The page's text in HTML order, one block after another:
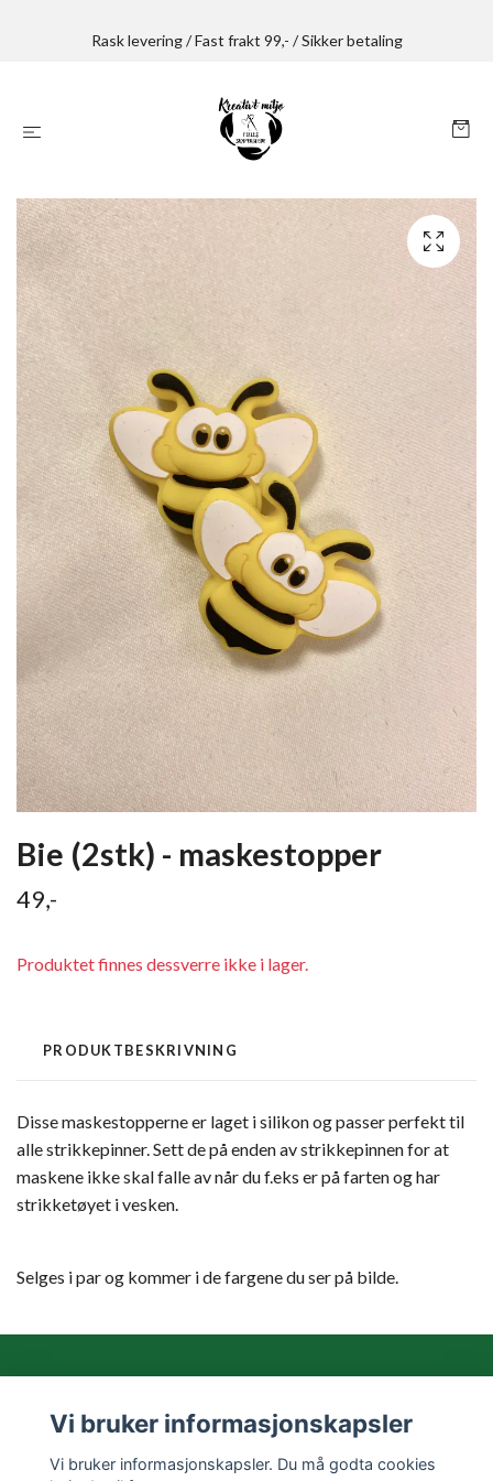
Rask levering / Fast frakt 99,- / Sikker betaling
Bie (2stk) - maskestopper
49,-
Produktet finnes dessverre ikke i lager.
PRODUKTBESKRIVNING
Disse maskestopperne er laget i silikon og passer perfekt til
alle strikkepinner. Sett de på enden av strikkepinnen for at
maskene ikke skal falle av når du f.eks er på farten og har
strikketøyet i vesken.
Selges i par og kommer i de fargene du ser på bilde.
Les merVi bruker informasjonskapsler
Vi bruker informasjonskapsler. Du må godta cookies